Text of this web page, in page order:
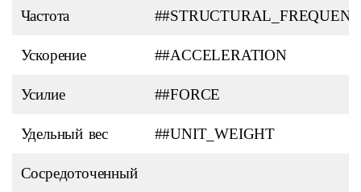
Частота
Ускорение ##ACCELERATION
Усилие ##FORCE
Удельный вес ##UNIT_WEIGHT
Сосредоточенный